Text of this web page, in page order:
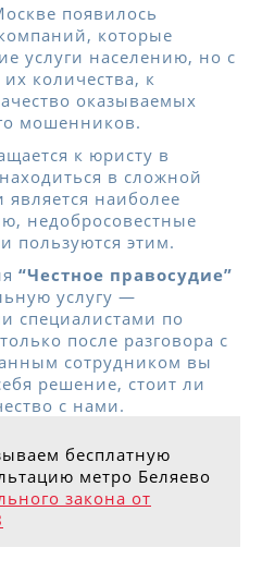
появилось
которые
услуги населению, но с
количества, к
оказываемых
мошенников.
к юристу в
в сложной
наиболее
недобросовестные
пользуются этим.
“Честное правосудие”
услугу —
специалистами по
после разговора с
сотрудником вы
решение, стоит ли
с нами.
бесплатную
метро Беляево
закона от